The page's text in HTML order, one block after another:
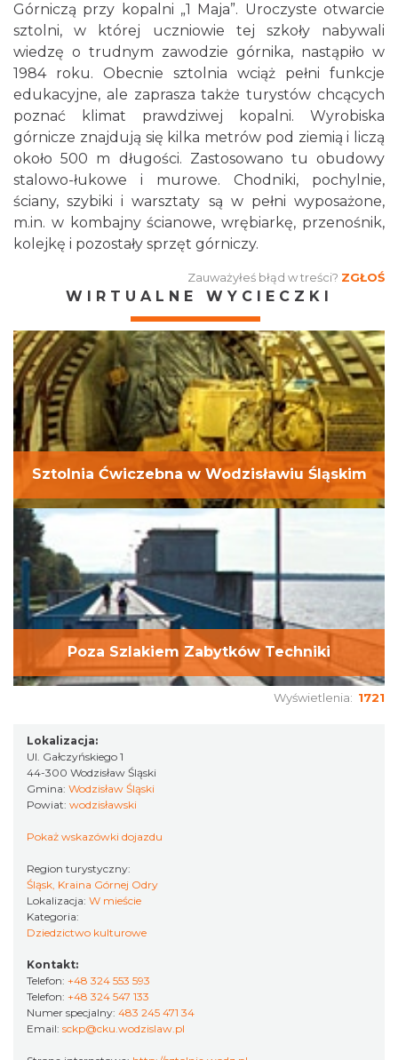
Górniczą przy kopalni „1 Maja”. Uroczyste otwarcie
sztolni, w której uczniowie tej szkoły nabywali
wiedzę o trudnym zawodzie górnika, nastąpiło w
1984 roku. Obecnie sztolnia wciąż pełni funkcje
edukacyjne, ale zaprasza także turystów chcących
poznać klimat prawdziwej kopalni. Wyrobiska
górnicze znajdują się kilka metrów pod ziemią i liczą
około 500 m długości. Zastosowano tu obudowy
stalowo-łukowe i murowe. Chodniki, pochylnie,
ściany, szybiki i warsztaty są w pełni wyposażone,
m.in. w kombajny ścianowe, wrębiarkę, przenośnik,
kolejkę i pozostały sprzęt górniczy.
Zauważyłeś błąd w treści? ZGŁOŚ
WIRTUALNE WYCIECZKI
Sztolnia Ćwiczebna w Wodzisławiu Śląskim
Poza Szlakiem Zabytków Techniki
Wyświetlenia: 1721
Lokalizacja:
Ul. Gałczyńskiego 1
44-300 Wodzisław Śląski
Gmina: Wodzisław Śląski
Powiat: wodzisławski
Pokaż wskazówki dojazdu
Region turystyczny:
Śląsk, Kraina Górnej Odry
Lokalizacja: W mieście
Kategoria:
Dziedzictwo kulturowe
Kontakt:
Telefon: +48 324 553 593
Telefon: +48 324 547 133
Numer specjalny: 483 245 471 34
Email: sckp@cku.wodzislaw.pl